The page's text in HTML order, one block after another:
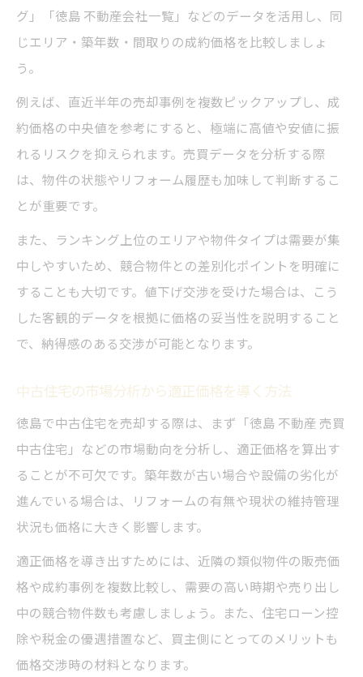
グ」「徳島 不動産会社一覧」などのデータを活用し、同
じエリア・築年数・間取りの成約価格を比較しましょ
う。
例えば、直近半年の売却事例を複数ピックアップし、成
約価格の中央値を参考にすると、極端に高値や安値に振
れるリスクを抑えられます。売買データを分析する際
は、物件の状態やリフォーム履歴も加味して判断するこ
とが重要です。
また、ランキング上位のエリアや物件タイプは需要が集
中しやすいため、競合物件との差別化ポイントを明確に
することも大切です。値下げ交渉を受けた場合は、こう
した客観的データを根拠に価格の妥当性を説明すること
で、納得感のある交渉が可能となります。
中古住宅の市場分析から適正価格を導く方法
徳島で中古住宅を売却する際は、まず「徳島 不動産 売買
中古住宅」などの市場動向を分析し、適正価格を算出す
ることが不可欠です。築年数が古い場合や設備の劣化が
進んでいる場合は、リフォームの有無や現状の維持管理
状況も価格に大きく影響します。
適正価格を導き出すためには、近隣の類似物件の販売価
格や成約事例を複数比較し、需要の高い時期や売り出し
中の競合物件数も考慮しましょう。また、住宅ローン控
除や税金の優遇措置など、買主側にとってのメリットも
価格交渉時の材料となります。